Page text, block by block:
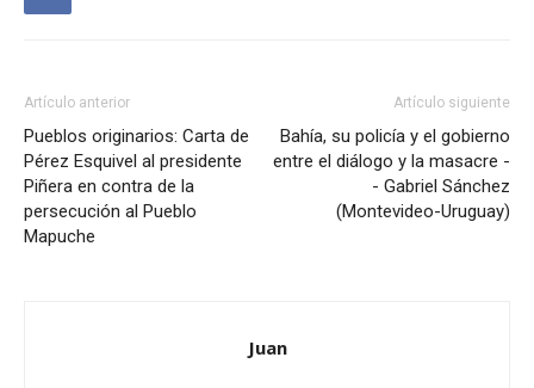
Artículo anterior
Pueblos originarios: Carta de
Pérez Esquivel al presidente
Piñera en contra de la
persecución al Pueblo
Mapuche
Artículo siguiente
Bahía, su policía y el gobierno
entre el diálogo y la masacre -
- Gabriel Sánchez
(Montevideo-Uruguay)
Juan